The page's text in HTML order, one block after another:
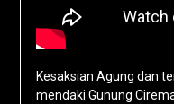
Kesaksian Agung dan
mendaki Gunung